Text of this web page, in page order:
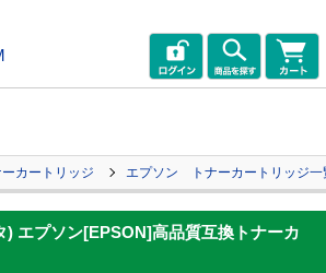
ーカートリッジ エプソン トナーカートリッジ一
) エプソン[EPSON]高品質互換トナーカ